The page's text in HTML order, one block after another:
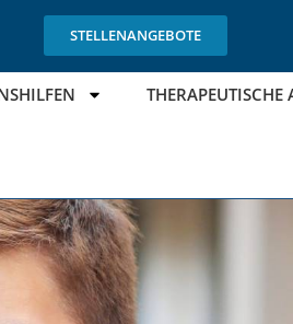
STELLENANGEBOTE
THERAPEUTISCHE